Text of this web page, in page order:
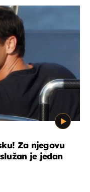
Za njegovu
je jedan